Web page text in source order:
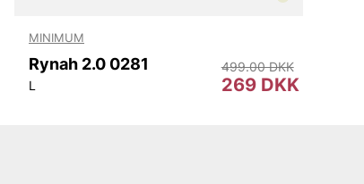
MINIMUM
Rynah 2.0 0281
L 269 DKK
499.00 DKK